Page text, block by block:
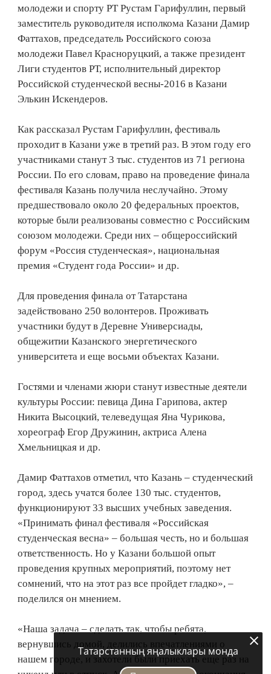
молодежи и спорту РТ Рустам Гарифуллин, первый
заместитель руководителя исполкома Казани Дамир
Фаттахов, председатель Российского союза
молодежи Павел Красноруцкий, а также президент
Лиги студентов РТ, исполнительный директор
Российской студенческой весны-2016 в Казани
Элькин Искендеров.
Как рассказал Рустам Гарифуллин, фестиваль
проходит в Казани уже в третий раз. В этом году его
участниками станут 3 тыс. студентов из 71 региона
России. По его словам, право на проведение финала
фестиваля Казань получила неслучайно. Этому
предшествовало около 20 федеральных проектов,
которые были реализованы совместно с Российским
союзом молодежи. Среди них – общероссийский
форум «Россия студенческая», национальная
премия «Студент года России» и др.
Для проведения финала от Татарстана
задействовано 250 волонтеров. Проживать
участники будут в Деревне Универсиады,
общежитии Казанского энергетического
университета и еще восьми объектах Казани.
Гостями и членами жюри станут известные деятели
культуры России: певица Дина Гарипова, актер
Никита Высоцкий, телеведущая Яна Чурикова,
хореограф Егор Дружинин, актриса Алена
Хмельницкая и др.
Дамир Фаттахов отметил, что Казань – студенческий
город, здесь учатся более 130 тыс. студентов,
функционируют 33 высших учебных заведения.
«Принимать финал фестиваля «Российская
студенческая весна» – большая честь, но и большая
ответственность. Но у Казани большой опыт
проведения крупных мероприятий, поэтому нет
сомнений, что на этот раз все пройдет гладко», –
поделился он мнением.
«Наша задача – сделать так, чтобы ребята,
вернувшись домой, делились впечатлениями о
нашем городе, и захотели были приехать еще раз на
Татарстанның яңалыклары монда